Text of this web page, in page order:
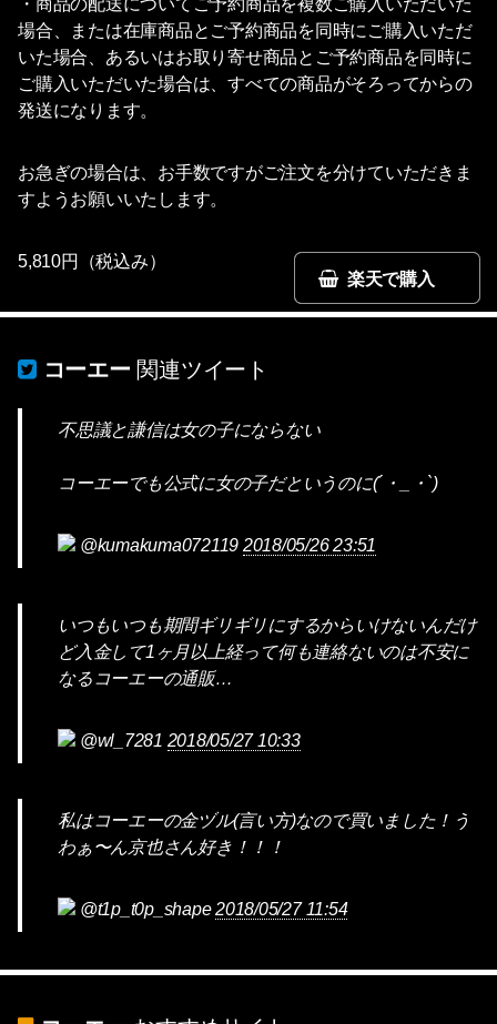
場合、または在庫商品とご予約商品を同時にご購入いただ
いた場合、あるいはお取り寄せ商品とご予約商品を同時に
ご購入いただいた場合は、すべての商品がそろってからの
発送になります。
お急ぎの場合は、お手数ですがご注文を分けていただきま
すようお願いいたします。
楽天で購入
5,810円（税込み）
コーエー 関連ツイート
不思議と謙信は女の子にならない
コーエーでも公式に女の子だというのに(´・_・`)
@kumakuma072119 2018/05/26 23:51
いつもいつも期間ギリギリにするからいけないんだけ
ど入金して1ヶ月以上経って何も連絡ないのは不安に
なるコーエーの通販…
@wl_7281 2018/05/27 10:33
私はコーエーの金ヅル(言い方)なので買いました！う
わぁ〜ん京也さん好き！！！
@t1p_t0p_shape2018/05/27 11:54